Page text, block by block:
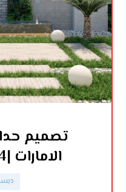
تصميم
الامارات |0558466784|
ديسمبر